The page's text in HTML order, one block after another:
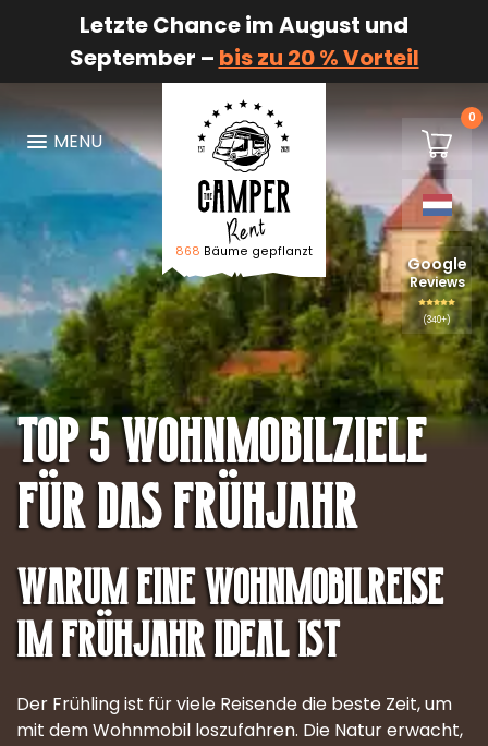
Letzte Chance im August und
September – bis zu 20 % Vorteil
MENU
Logo De Camper Huren
868 Bäume gepflanzt
€0,00 0
Google
Reviews
(340+)
Top 5 Wohnmobilziele
für das Frühjahr
Warum eine Wohnmobilreise
im Frühjahr ideal ist
Der Frühling ist für viele Reisende die beste Zeit, um
mit dem Wohnmobil loszufahren. Die Natur erwacht,